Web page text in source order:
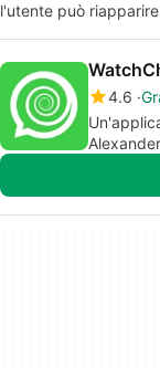
l'utente può
4.6